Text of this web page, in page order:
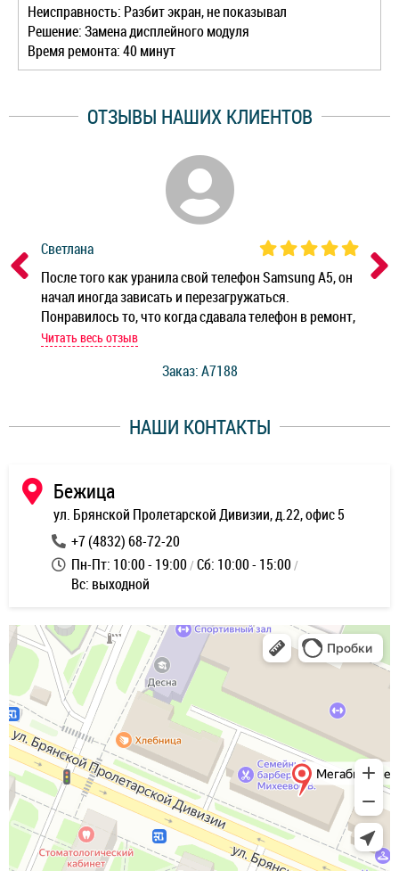
Неисправность: Разбит экран, не показывал
Решение: Замена дисплейного модуля
Время ремонта: 40 минут
ОТЗЫВЫ НАШИХ КЛИЕНТОВ
Светлана
После того как уранила свой телефон Samsung A5, он
начал иногда зависать и перезагружаться.
Понравилось то, что когда сдавала телефон в ремонт,
мастер при мне сделал быструю диагностику и сказал
работы и оперативность!
Читать весь отзыв
Заказ: A7188
НАШИ КОНТАКТЫ
Бежица
ул. Брянской Пролетарской Дивизии, д.22, офис 5
+7 (4832) 68-72-20
Пн-Пт: 10:00 - 19:00 Сб: 10:00 - 15:00
Вс: выходной